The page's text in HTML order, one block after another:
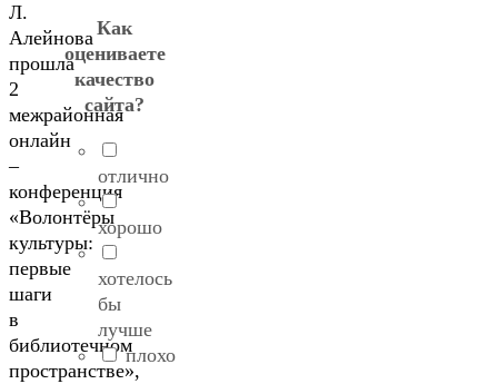
Л.
Алейнова
прошла
2
межрайонная
онлайн
–
конференция
«Волонтёры
культуры:
первые
шаги
в
библиотечном
пространстве»,
Как
оцениваете
качество
сайта?
отлично
хорошо
хотелось
бы
лучше
плохо